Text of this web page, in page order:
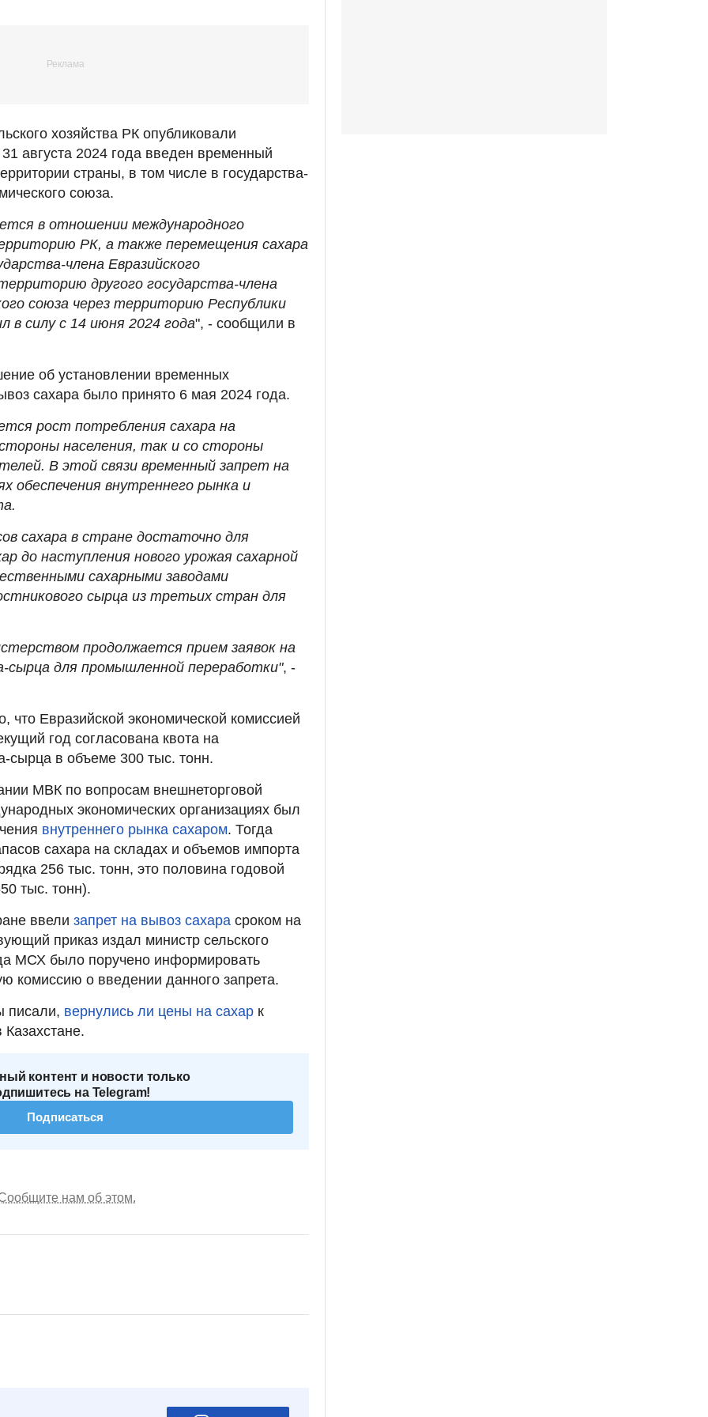
хозяйства РК опубликовали
августа 2024 года введен временный
страны, в том числе в государства-
союза.
в отношении международного
РК, а также перемещения сахара
члена Евразийского
другого государства-члена
союза через территорию Республики
в силу с 14 июня 2024 года", - сообщили в
об установлении временных
сахара было принято 6 мая 2024 года.
рост потребления сахара на
населения, так и со стороны
В этой связи временный запрет на
обеспечения внутреннего рынка и
сахара в стране достаточно для
до наступления нового урожая сахарной
сахарными заводами
сырца из третьих стран для
продолжается прием заявок на
сырца для промышленной переработки", -
что Евразийской экономической комиссией
год согласована квота на
сырца в объеме 300 тыс. тонн.
МВК по вопросам внешнеторговой
экономических организациях был
внутреннего рынка сахаром. Тогда
сахара на складах и объемов импорта
256 тыс. тонн, это половина годовой
тыс. тонн).
ввели запрет на вывоз сахара сроком на
приказ издал министр сельского
МСХ было поручено информировать
комиссию о введении данного запрета.
писали, вернулись ли цены на сахар к
контент и новости только
на Telegram!
Подписаться
нам об этом.